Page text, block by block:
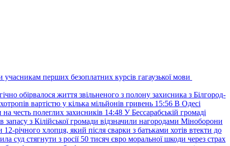
учасникам перших безоплатних курсів гагаузької мови
обірвалося життя звільненого з полону захисника з Білгород-
вартістю у кілька мільйонів гривень 15:56 В Одесі
честь полеглих захисників 14:48 У Бессарабській громаді
запасу з Кілійської громади відзначили нагородами Міноборони
12-річного хлопця, який після сварки з батьками хотів втекти до
суд стягнути з росії 50 тисяч євро моральної шкоди через страх